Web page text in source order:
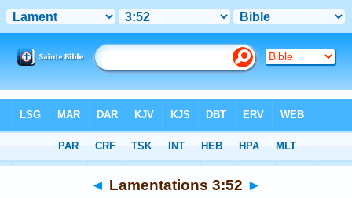
> Chapitre 3 > Verset 52
◄ Lamentations 3:52 ►